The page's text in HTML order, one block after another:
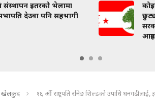
संस्थापन इतरको भेलामा
देउवा पनि सहभागी
आग्रह
खेलकुद १६ औँ राष्ट्रपति रनिङ शिल्डको उपाधि धनगढीलाई,